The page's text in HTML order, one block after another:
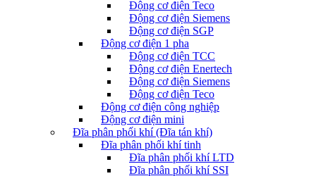
Động cơ điện Teco
Động cơ điện Siemens
Động cơ điện SGP
Động cơ điện 1 pha
Động cơ điện TCC
Động cơ điện Enertech
Động cơ điện Siemens
Động cơ điện Teco
Động cơ điện công nghiệp
Động cơ điện mini
Đĩa phân phối khí (Đĩa tán khí)
Đĩa phân phối khí tinh
Đĩa phân phối khí LTD
Đĩa phân phối khí SSI